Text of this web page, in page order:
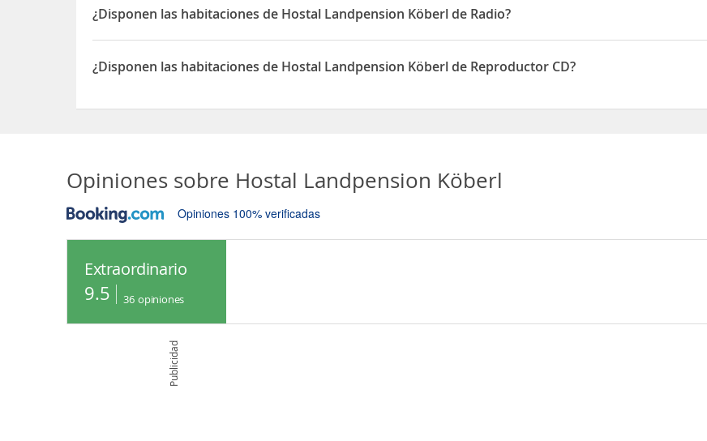
¿Disponen las habitaciones de Hostal Landpension Köberl de Radio?
Sí, las habitaciones del Hostal Landpension Köberl disponen de Radio
¿Disponen las habitaciones de Hostal Landpension Köberl de Reproductor CD?
Opiniones sobre Hostal Landpension Köberl
Opiniones 100% verificadas
Extraordinario
9.5 36 opiniones
Publicidad